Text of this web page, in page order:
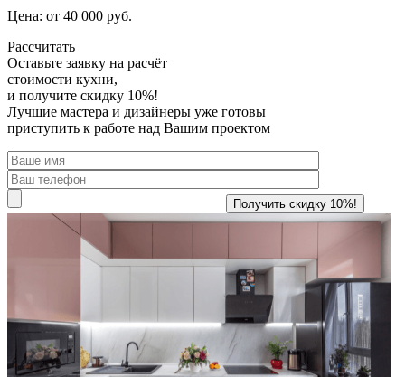
Цена: от 40 000 руб.
Рассчитать
Оставьте заявку на расчёт
стоимости кухни,
и получите скидку 10%!
Лучшие мастера и дизайнеры уже готовы
приступить к работе над Вашим проектом